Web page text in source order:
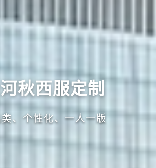
秋西服定制
、个性化、一人一版